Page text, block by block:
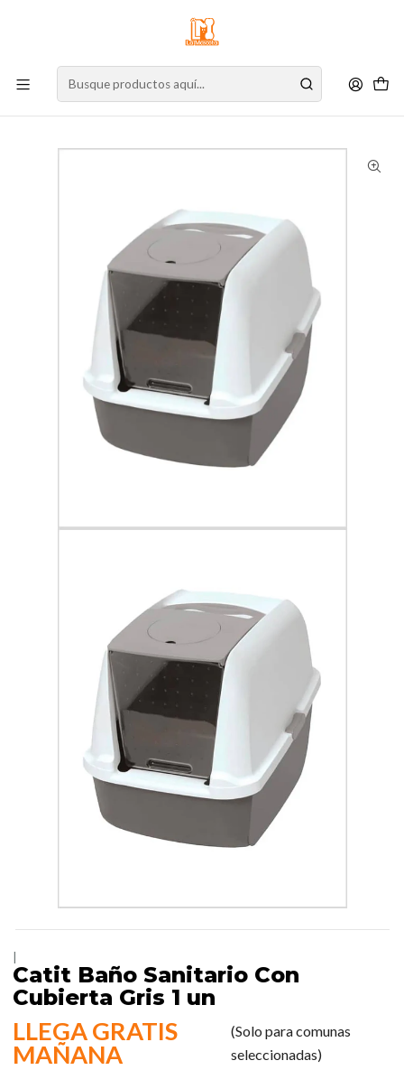
Nuestro stock online es independiente de la tienda física.
Compre por la web para garantizar sus productos y espere nuestra
Inicio Gato Accesorios
Catit Baño Sanitario Con Cubierta Gris 1 un
Catit Baño Sanitario Con
Cubierta Gris 1 un
LLEGA GRATIS
MAÑANA
(Solo para comunas
seleccionadas)